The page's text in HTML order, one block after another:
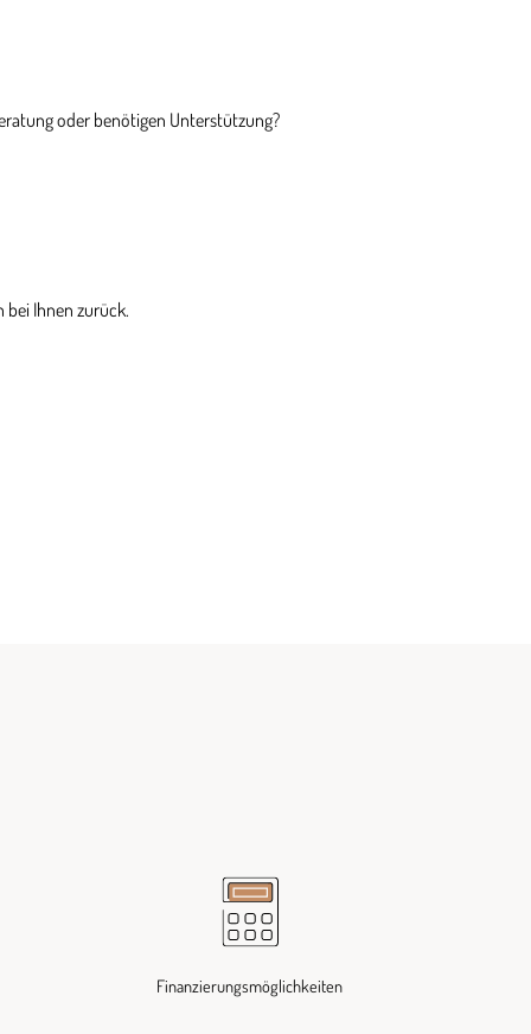
oder benötigen Unterstützung?
Ihnen zurück.
Finanzierungsmöglichkeiten